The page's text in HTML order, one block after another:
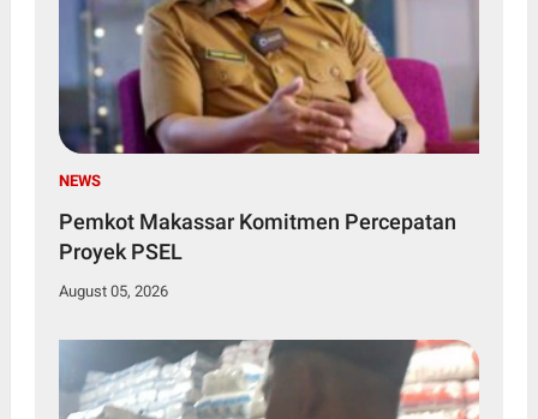
NEWS
Pemkot Makassar Komitmen Percepatan
Proyek PSEL
August 05, 2026